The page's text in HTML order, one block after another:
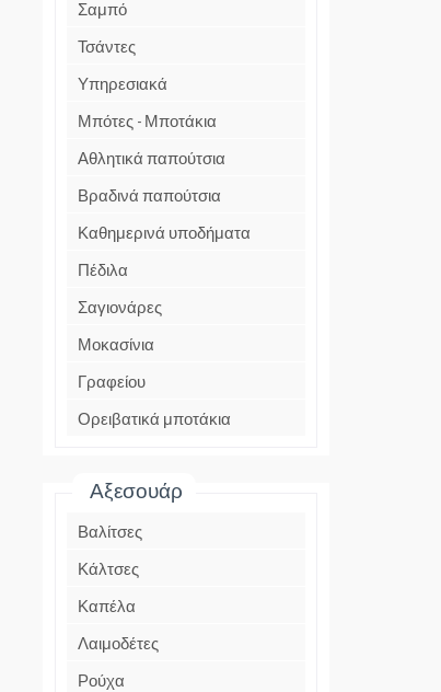
Σαμπό
Τσάντες
Υπηρεσιακά
Μπότες - Μποτάκια
Αθλητικά παπούτσια
Βραδινά παπούτσια
Καθημερινά υποδήματα
Πέδιλα
Σαγιονάρες
Μοκασίνια
Γραφείου
Ορειβατικά μποτάκια
Αξεσουάρ
Βαλίτσες
Κάλτσες
Καπέλα
Λαιμοδέτες
Ρούχα